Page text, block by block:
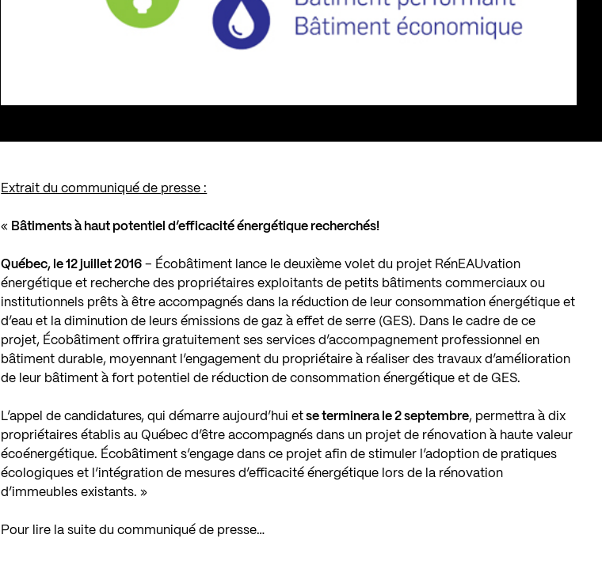
Extrait du communiqué de presse :
« Bâtiments à haut potentiel d’efficacité énergétique recherchés!
Québec, le 12 juillet 2016 – Écobâtiment lance le deuxième volet du projet RénEAUvation
énergétique et recherche des propriétaires exploitants de petits bâtiments commerciaux ou
institutionnels prêts à être accompagnés dans la réduction de leur consommation énergétique et
d’eau et la diminution de leurs émissions de gaz à effet de serre (GES). Dans le cadre de ce
projet, Écobâtiment offrira gratuitement ses services d’accompagnement professionnel en
bâtiment durable, moyennant l’engagement du propriétaire à réaliser des travaux d’amélioration
de leur bâtiment à fort potentiel de réduction de consommation énergétique et de GES.
L’appel de candidatures, qui démarre aujourd’hui et se terminera le 2 septembre, permettra à dix
propriétaires établis au Québec d’être accompagnés dans un projet de rénovation à haute valeur
écoénergétique. Écobâtiment s’engage dans ce projet afin de stimuler l’adoption de pratiques
écologiques et l’intégration de mesures d’efficacité énergétique lors de la rénovation
d’immeubles existants. »
Pour lire la suite du communiqué de presse…